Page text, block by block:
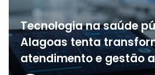
Tecnologia na saúde
Alagoas tenta
atendimento e gestão